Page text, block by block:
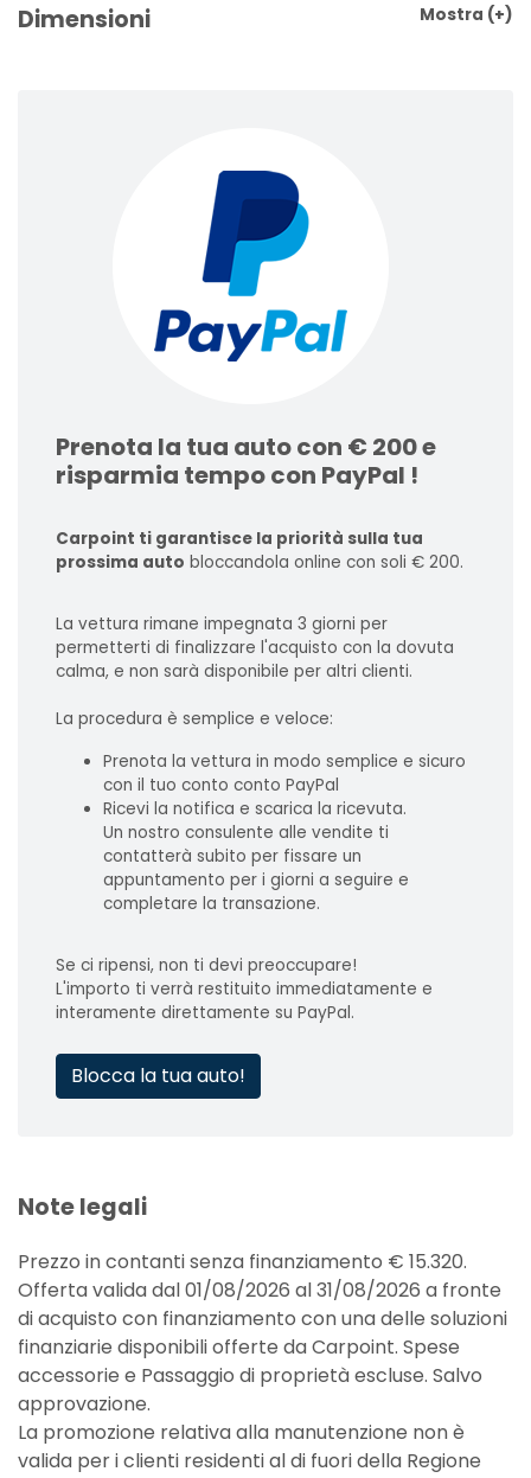
Dimensioni Mostra (+)
Prenota la tua auto con € 200 e
risparmia tempo con PayPal !
Carpoint ti garantisce la priorità sulla tua
prossima auto bloccandola online con soli € 200.
La vettura rimane impegnata 3 giorni per
permetterti di finalizzare l'acquisto con la dovuta
calma, e non sarà disponibile per altri clienti.
La procedura è semplice e veloce:
Prenota la vettura in modo semplice e sicuro
con il tuo conto conto PayPal
Ricevi la notifica e scarica la ricevuta.
Un nostro consulente alle vendite ti
contatterà subito per fissare un
appuntamento per i giorni a seguire e
completare la transazione.
Se ci ripensi, non ti devi preoccupare!
L'importo ti verrà restituito immediatamente e
interamente direttamente su PayPal.
Blocca la tua auto!
Note legali
Prezzo in contanti senza finanziamento € 15.320.
Offerta valida dal 01/08/2026 al 31/08/2026 a fronte
di acquisto con finanziamento con una delle soluzioni
finanziarie disponibili offerte da Carpoint. Spese
accessorie e Passaggio di proprietà escluse. Salvo
approvazione.
La promozione relativa alla manutenzione non è
valida per i clienti residenti al di fuori della Regione